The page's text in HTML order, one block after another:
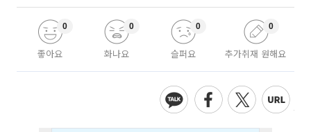
좋아요
0
화나요
0
슬퍼요
0
추가취재 원해요
0